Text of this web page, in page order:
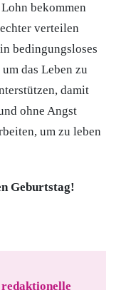
bekommen
verteilen
bedingungsloses
das Leben zu
damit
ohne Angst
um zu leben
Geburtstag!